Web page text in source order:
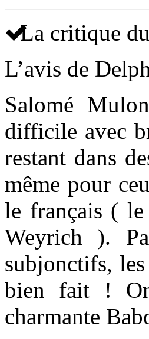
La critique
L’avis de
Salomé
difficile avec
restant dans
même pour
le français (
Weyrich ).
subjonctifs,
bien fait !
charmante